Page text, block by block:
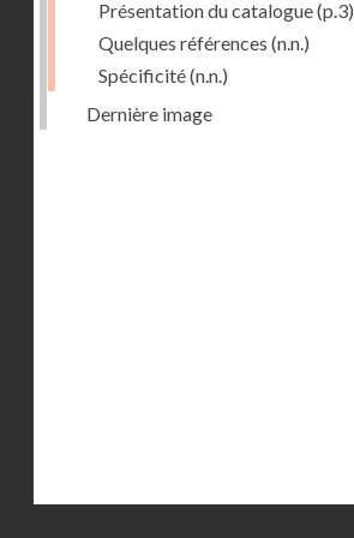
Présentation du catalogue(p.3)
Quelques références (n.n.)
Spécificité(n.n.)
Dernière image